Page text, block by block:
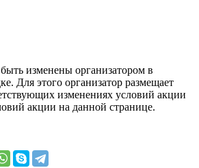
изменены организатором в
Для этого организатор размещает
изменениях условий акции
акции на данной странице.